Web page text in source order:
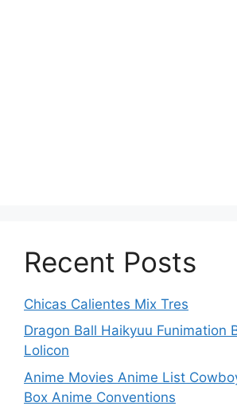
Recent Posts
Chicas Calientes Mix Tres
Dragon Ball Haikyuu Funimation
Lolicon
Anime Movies Anime List
Box Anime Conventions